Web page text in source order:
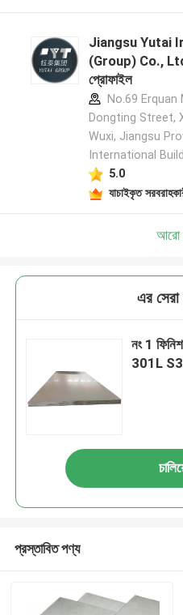
Jiangsu Yutai
(Group) Co.,
প্রোফাইল
No.69 Erquan
Dongting Street,
Wuxi, Jiangsu
International
5.0
যাচাইকৃত
আরো
এর
নং 1
301L
প্রস্তাবিত পণ্য